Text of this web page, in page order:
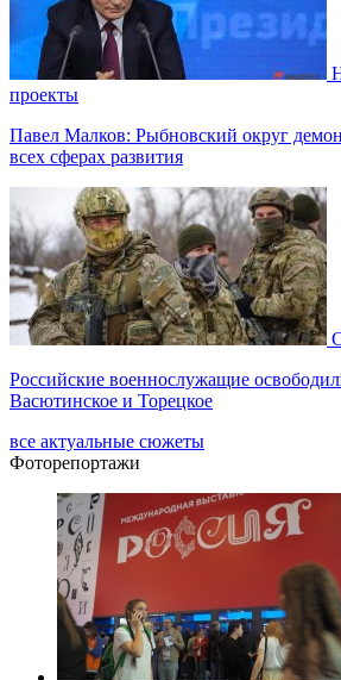
проекты
Павел Малков: Рыбновский округ
всех сферах развития
Российские военнослужащие
Васютинское и Торецкое
все актуальные сюжеты
Фоторепортажи